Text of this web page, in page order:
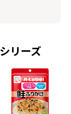
リーズ